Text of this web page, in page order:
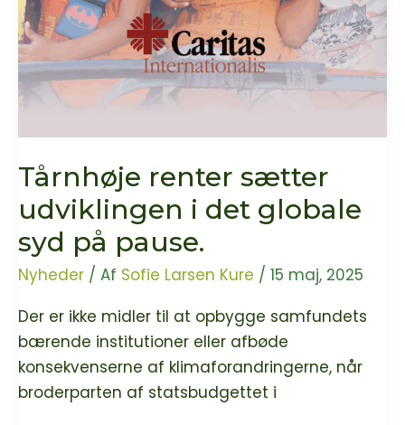
Tårnhøje renter sætter
udviklingen i det globale
syd på pause.
Nyheder / Af Sofie Larsen Kure / 15 maj, 2025
Der er ikke midler til at opbygge samfundets
bærende institutioner eller afbøde
konsekvenserne af klimaforandringerne, når
broderparten af statsbudgettet i